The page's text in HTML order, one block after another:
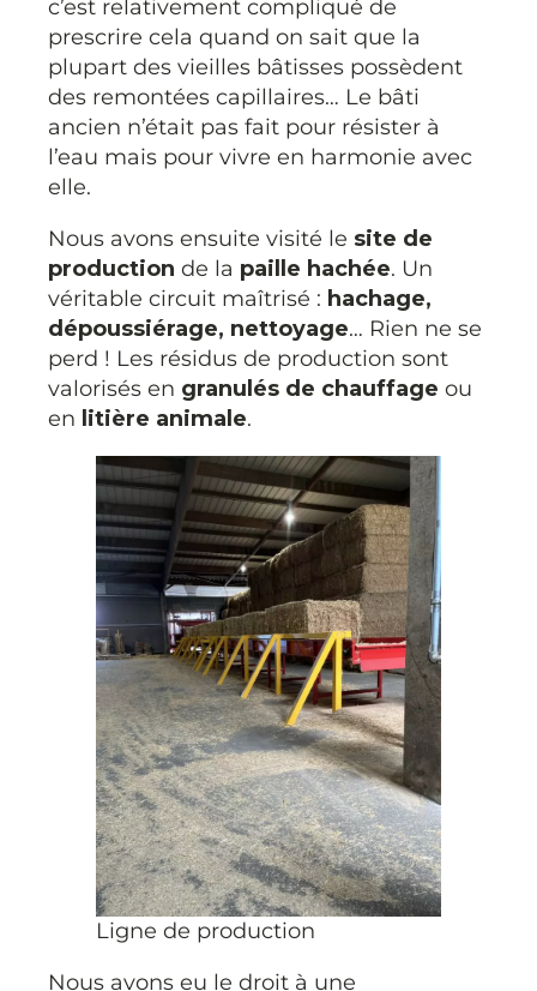
c’est relativement compliqué de
prescrire cela quand on sait que la
plupart des vieilles bâtisses possèdent
des remontées capillaires… Le bâti
ancien n’était pas fait pour résister à
l’eau mais pour vivre en harmonie avec
elle.
Nous avons ensuite visité le site de
production de la paille hachée. Un
véritable circuit maîtrisé : hachage,
dépoussiérage, nettoyage… Rien ne se
perd ! Les résidus de production sont
valorisés en granulés de chauffage ou
en litière animale.
Ligne de production
Nous avons eu le droit à une